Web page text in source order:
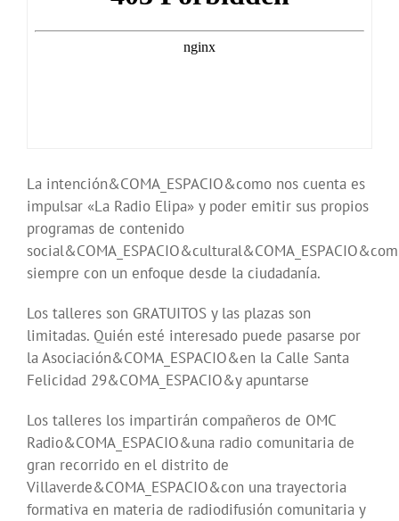
La intención&COMA_ESPACIO&como nos cuenta es
impulsar «La Radio Elipa» y poder emitir sus propios
programas de contenido
siempre con un enfoque desde la ciudadanía.
Los talleres son GRATUITOS y las plazas son
limitadas. Quién esté interesado puede pasarse por
la Asociación&COMA_ESPACIO&en la Calle Santa
Felicidad 29&COMA_ESPACIO&y apuntarse
Los talleres los impartirán compañeros de OMC
Radio&COMA_ESPACIO&una radio comunitaria de
gran recorrido en el distrito de
Villaverde&COMA_ESPACIO&con una trayectoria
formativa en materia de radiodifusión comunitaria y